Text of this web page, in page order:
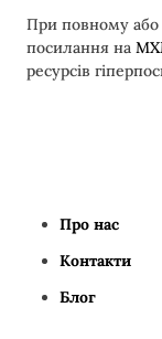
При повному або
посилання на
ресурсів
Про нас
Контакти
Блог